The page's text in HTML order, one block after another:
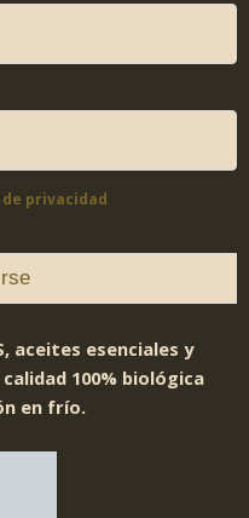
privacidad
aceites esenciales y
100% biológica
en frío.